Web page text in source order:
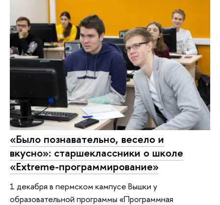
«Было познавательно, весело и
вкусно»: старшеклассники о школе
«Extreme-программирование»
1 декабря в пермском кампусе Вышки у
образовательной программы «Программная